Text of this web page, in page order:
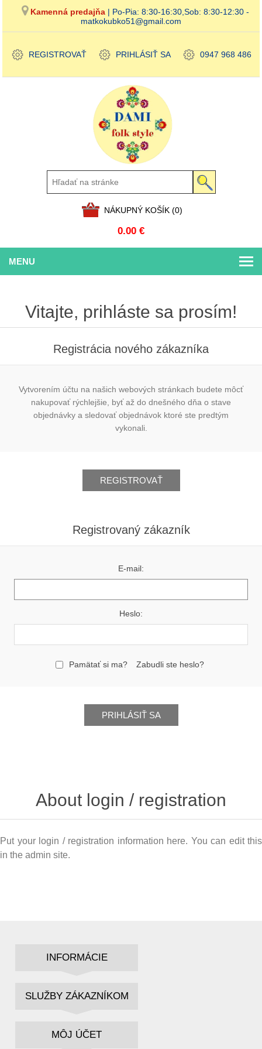
Kamenná predajňa | Po-Pia: 8:30-16:30,Sob: 8:30-12:30 -
matkokubko51@gmail.com
REGISTROVAŤ PRIHLÁSIŤ SA 0947 968 486
NÁKUPNÝ KOŠÍK (0)
0.00 €
MENU
Vitajte, prihláste sa prosím!
Registrácia nového zákazníka
Vytvorením účtu na našich webových stránkach budete môcť
nakupovať rýchlejšie, byť až do dnešného dňa o stave
objednávky a sledovať objednávok ktoré ste predtým
vykonali.
REGISTROVAŤ
Registrovaný zákazník
E-mail:
Heslo:
Pamätať si ma? Zabudli ste heslo?
PRIHLÁSIŤ SA
About login / registration
Put your login / registration information here. You can edit this
in the admin site.
INFORMÁCIE
SLUŽBY ZÁKAZNÍKOM
MÔJ ÚČET